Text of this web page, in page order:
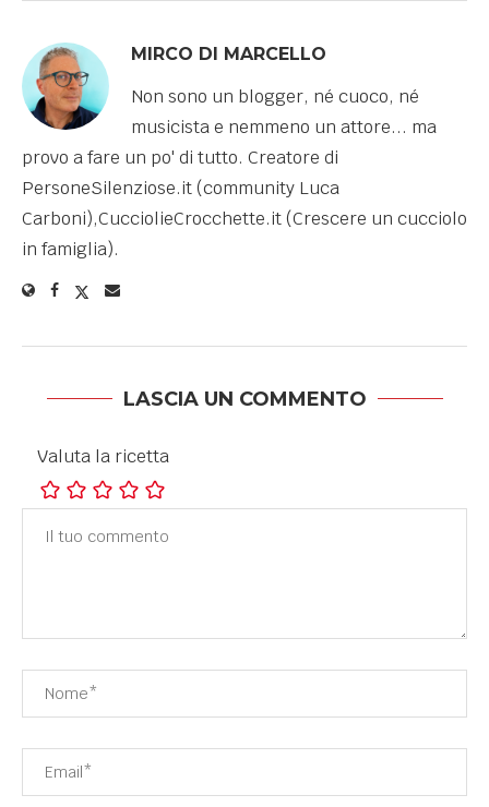
MIRCO DI MARCELLO
Non sono un blogger, né cuoco, né
musicista e nemmeno un attore... ma
provo a fare un po' di tutto. Creatore di
PersoneSilenziose.it (community Luca
Carboni),CucciolieCrocchette.it (Crescere un cucciolo
in famiglia).
LASCIA UN COMMENTO
Valuta la ricetta